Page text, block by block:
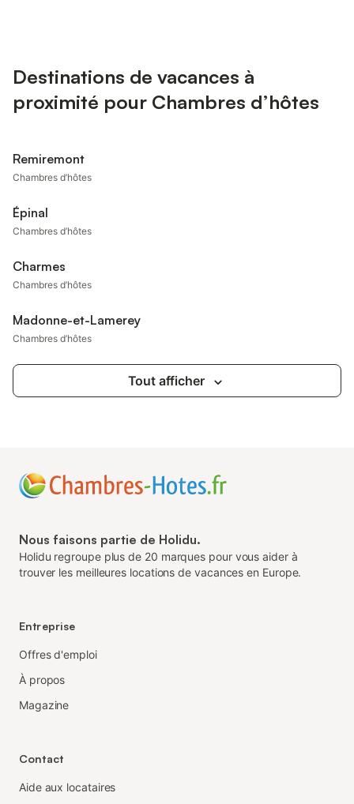
Destinations de vacances à
proximité pour Chambres d’hôtes
Remiremont
Chambres d’hôtes
Épinal
Chambres d’hôtes
Charmes
Chambres d’hôtes
Madonne-et-Lamerey
Chambres d’hôtes
Tout afficher
Nous faisons partie de Holidu.
Holidu regroupe plus de 20 marques pour vous aider à
trouver les meilleures locations de vacances en Europe.
Entreprise
Offres d'emploi
À propos
Magazine
Contact
Aide aux locataires